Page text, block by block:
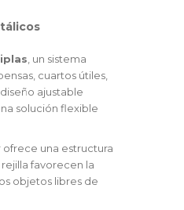
, un sistema
cuartos útiles,
ajustable
solución flexible
ofrece una estructura
favorecen la
objetos libres de